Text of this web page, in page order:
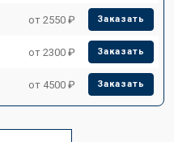
от 2550 ₽ Заказать
от 2300 ₽ Заказать
от 4500 ₽ Заказать